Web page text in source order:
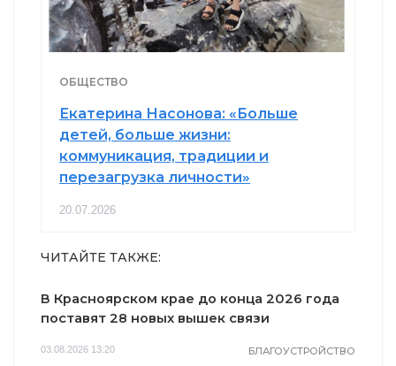
ОБЩЕСТВО
Екатерина Насонова: «Больше
детей, больше жизни:
коммуникация, традиции и
перезагрузка личности»
20.07.2026
ЧИТАЙТЕ ТАКЖЕ:
В Красноярском крае до конца 2026 года
поставят 28 новых вышек связи
03.08.2026 13:20 БЛАГОУСТРОЙСТВО